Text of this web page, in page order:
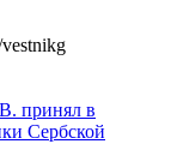
принял в
Сербской